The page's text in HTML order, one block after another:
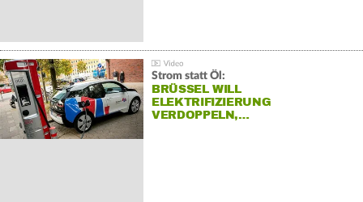
Strom statt Öl:
BRÜSSEL WILL
ELEKTRIFIZIERUNG
VERDOPPELN,…